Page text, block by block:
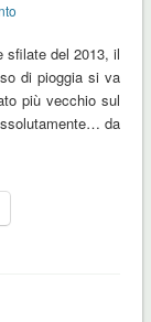
sfilate del 2013, il
di pioggia si va
più vecchio sul
da